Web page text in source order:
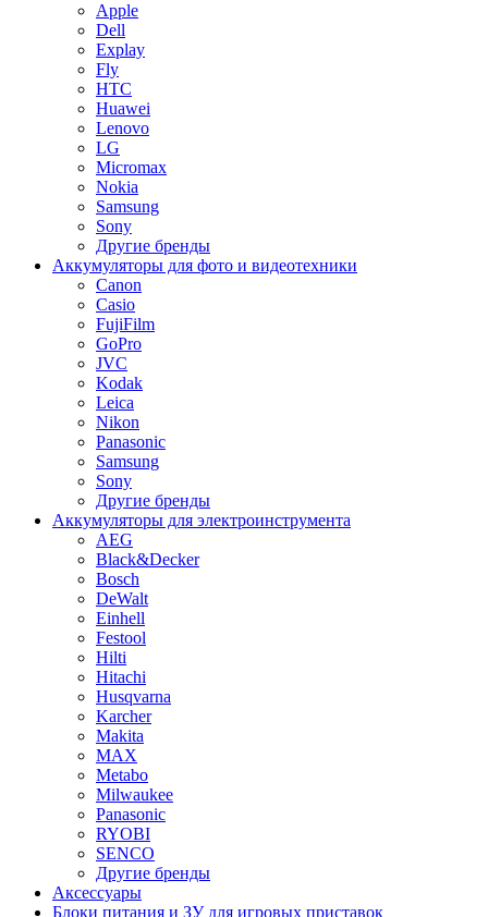
Apple
Dell
Explay
Fly
HTC
Huawei
Lenovo
LG
Micromax
Nokia
Samsung
Sony
Другие бренды
Аккумуляторы для фото и видеотехники
Canon
Casio
FujiFilm
GoPro
JVC
Kodak
Leica
Nikon
Panasonic
Samsung
Sony
Другие бренды
Аккумуляторы для электроинструмента
AEG
Black&Decker
Bosch
DeWalt
Einhell
Festool
Hilti
Hitachi
Husqvarna
Karcher
Makita
MAX
Metabo
Milwaukee
Panasonic
RYOBI
SENCO
Другие бренды
Аксессуары
Блоки питания и ЗУ для игровых приставок